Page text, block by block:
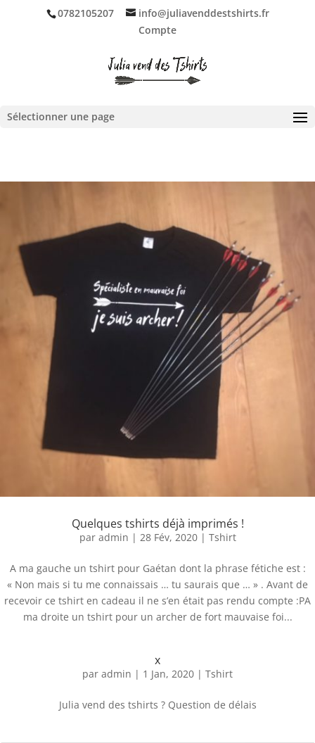
0782105207
info@juliavenddestshirts.fr
Compte
Sélectionner une page
Quelques tshirts déjà imprimés !
par admin | 28 Fév, 2020| Tshirt
A ma gauche un tshirt pour Gaétan dont la phrase fétiche est :
« Non mais si tu me connaissais … tu saurais que … » . Avant de
recevoir ce tshirt en cadeau il ne s’en était pas rendu compte :PA
ma droite un tshirt pour un archer de fort mauvaise foi...
x
par admin | 1 Jan, 2020 | Tshirt
Julia vend des tshirts ? Question de délais